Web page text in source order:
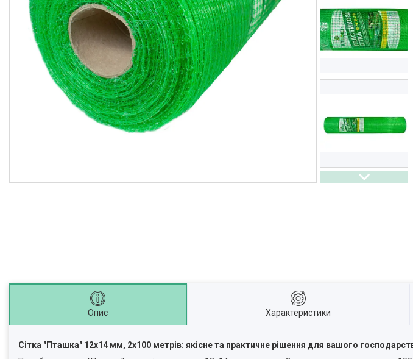
Опис Характеристики
Сітка "Пташка" 12х14 мм, 2x100 метрів: якісне та практичне рішення для вашого